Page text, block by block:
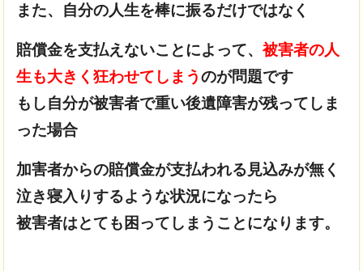
また、自分の人生を棒に振るだけではなく
賠償金を支払えないことによって、被害者の人
生も大きく狂わせてしまうのが問題です
もし自分が被害者で重い後遺障害が残ってしま
った場合
加害者からの賠償金が支払われる見込みが無く
泣き寝入りするような状況になったら
被害者はとても困ってしまうことになります。